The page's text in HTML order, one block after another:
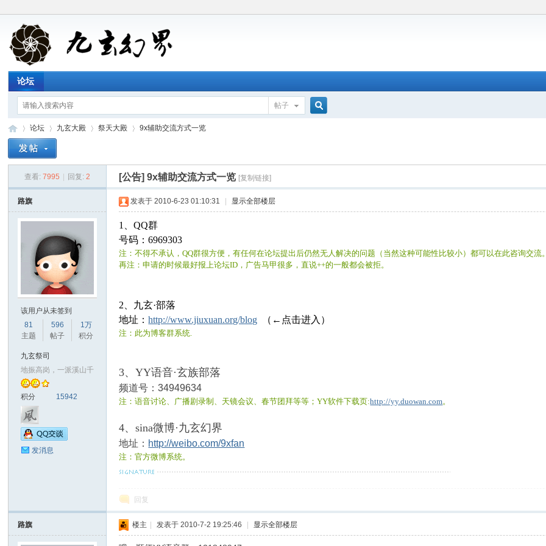
论坛
帖子
论坛
›
九玄大殿
›
祭天大殿
›
9x辅助交流方式一览
查看: 7995 回复: 2 [公告]9x辅助交流方式一览 [复制链接]
路旗
该用户从未签到
81
主题
596
帖子
1万
积分
九玄祭司
地振高岗，一派溪山千
积分 15942
发消息
发表于 2010-6-23 01:10:31 显示全部楼层
1、QQ群
号码：6969303
注：不得不承认，QQ群很方便，有任何在论坛提出后仍然无人解决的问题（当然这种可能性比较小）都可以在此咨询交流
再注：申请的时候最好报上论坛ID，广告马甲很多，直说++的一般都会被拒。
2、九玄·部落
地址：http://www.jiuxuan.org/blog （←点击进入）
注：此为博客群系统.
3、YY语音·玄族部落
频道号：34949634
注：语音讨论、广播剧录制、天镜会议、春节团拜等等；YY软件下载页:http://yy.duowan.com。
4、sina微博·九玄幻界
地址： http://weibo.com/9xfan
注：官方微博系统。
回复
路旗 楼主 发表于 2010-7-2 19:25:46 显示全部楼层